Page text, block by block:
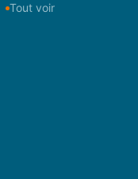
Tout voir